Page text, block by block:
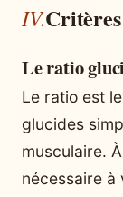
Le ratio
Le ratio est
glucides
musculaire.
nécessaire à